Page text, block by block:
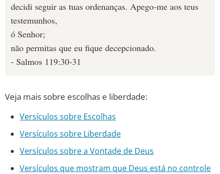
decidi seguir as tuas ordenanças. Apego-me aos teus
testemunhos,
ó Senhor;
não permitas que eu fique decepcionado.
- Salmos 119:30-31
Veja mais sobre escolhas e liberdade:
Versículos sobre Escolhas
Versículos sobre Liberdade
Versículos sobre a Vontade de Deus
Versículos que mostram que Deus está no controle